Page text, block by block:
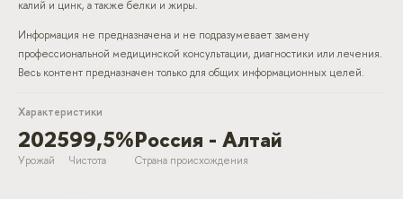
калий и цинк, а также белки и жиры.
Информация не предназначена и не подразумевает замену
профессиональной медицинской консультации, диагностики или лечения.
Весь контент предназначен только для общих информационных целей.
Характеристики
2025
Урожай
99,5%
Чистота
Россия - Алтай
Страна происхождения